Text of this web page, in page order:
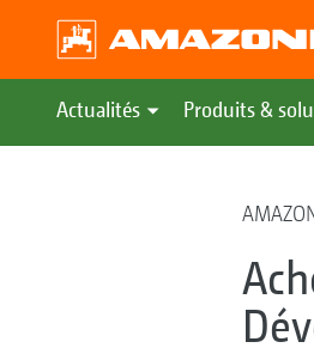
Actualités Produits &